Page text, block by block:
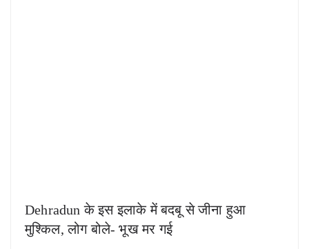
Dehradun के इस इलाके में बदबू से जीना हुआ
मुश्किल, लोग बोले- भूख मर गई